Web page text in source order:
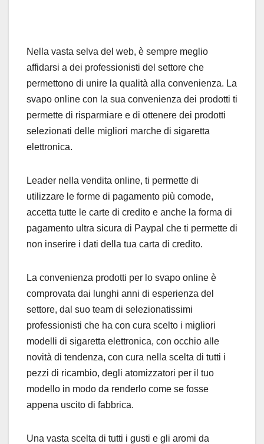
Nella vasta selva del web, è sempre meglio
affidarsi a dei professionisti del settore che
permettono di unire la qualità alla convenienza. La
svapo online con la sua convenienza dei prodotti ti
permette di risparmiare e di ottenere dei prodotti
selezionati delle migliori marche di sigaretta
elettronica.
Leader nella vendita online, ti permette di
utilizzare le forme di pagamento più comode,
accetta tutte le carte di credito e anche la forma di
pagamento ultra sicura di Paypal che ti permette di
non inserire i dati della tua carta di credito.
La convenienza prodotti per lo svapo online è
comprovata dai lunghi anni di esperienza del
settore, dal suo team di selezionatissimi
professionisti che ha con cura scelto i migliori
modelli di sigaretta elettronica, con occhio alle
novità di tendenza, con cura nella scelta di tutti i
pezzi di ricambio, degli atomizzatori per il tuo
modello in modo da renderlo come se fosse
appena uscito di fabbrica.
Una vasta scelta di tutti i gusti e gli aromi da